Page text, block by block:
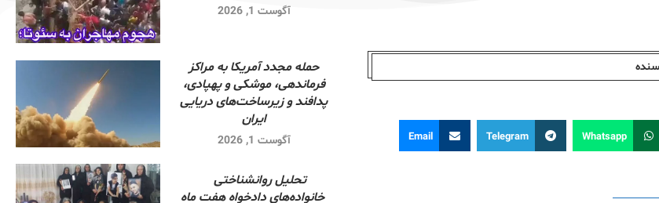
Whatsapp
Telegram
Email
آگوست 1, 2026
حمله مجدد آمریکا به مراکز
فرماندهی، موشکی و پهپادی،
پدافند و زیرساخت‌های دریایی
ایران
آگوست 1, 2026
تحلیل روانشناختی
خانواده‌های دادخواه هفت ماه